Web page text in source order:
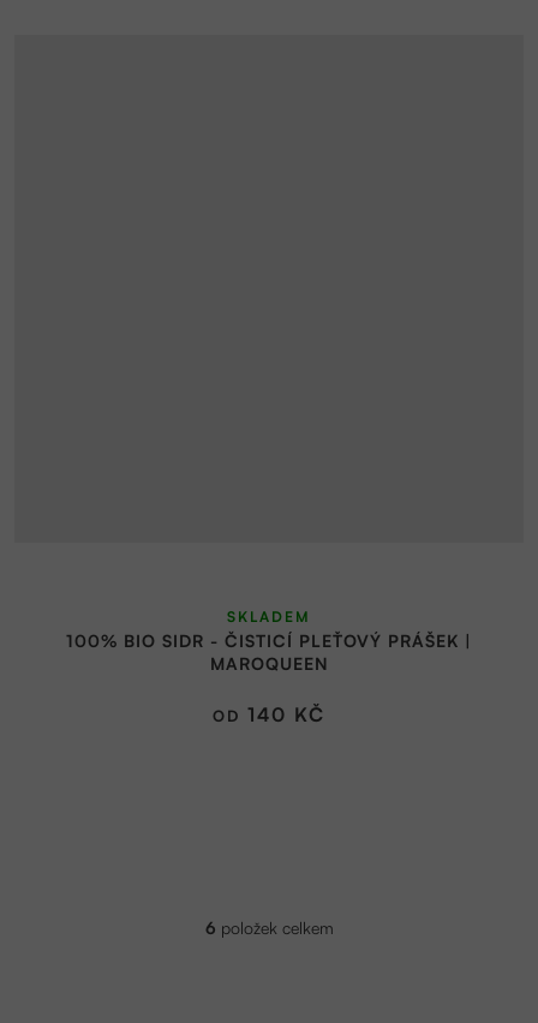
100% BIO SIDR - ČISTICÍ PLEŤOVÝ PRÁŠEK |
MAROQUEEN
hodnocení
produktu
5,0
SKLADEM
OD 140 KČ
O
6 položek celkem